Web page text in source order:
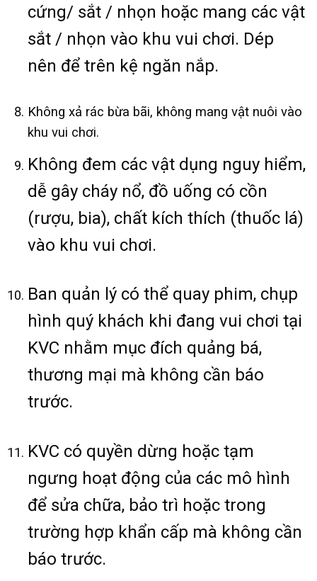
cứng/ sắt / nhọn hoặc mang các vật
sắt / nhọn vào khu vui chơi. Dép
nên để trên kệ ngăn nắp.
Không xả rác bừa bãi, không mang vật nuôi vào
khu vui chơi.
Không đem các vật dụng nguy hiểm,
dễ gây cháy nổ, đồ uống có cồn
(rượu, bia), chất kích thích (thuốc lá)
vào khu vui chơi.
Ban quản lý có thể quay phim, chụp
hình quý khách khi đang vui chơi tại
KVC nhằm mục đích quảng bá,
thương mại mà không cần báo
trước.
KVC có quyền dừng hoặc tạm
ngưng hoạt động của các mô hình
để sửa chữa, bảo trì hoặc trong
trường hợp khẩn cấp mà không cần
báo trước.